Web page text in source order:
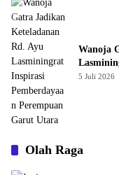
Wanoja
Garut
5 Juli 2026
Olah Raga